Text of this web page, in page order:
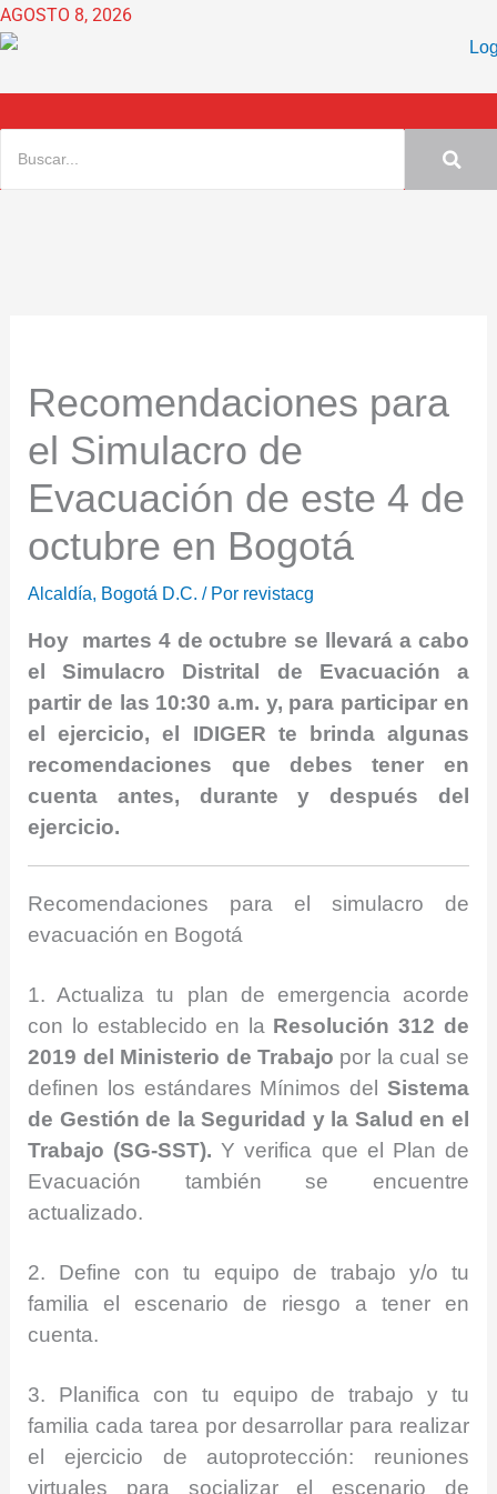
Ir
al
AGOSTO 8, 2026
Recomendaciones para
el Simulacro de
Evacuación de este 4 de
octubre en Bogotá
Alcaldía, Bogotá D.C. / Por revistacg
Hoy martes 4 de octubre se llevará a cabo
el Simulacro Distrital de Evacuación a
partir de las 10:30 a.m. y, para participar en
el ejercicio, el IDIGER te brinda algunas
recomendaciones que debes tener en
cuenta antes, durante y después del
ejercicio.
Recomendaciones para el simulacro de
evacuación en Bogotá
1. Actualiza tu plan de emergencia acorde
con lo establecido en la Resolución 312 de
2019 del Ministerio de Trabajo por la cual se
definen los estándares Mínimos del Sistema
de Gestión de la Seguridad y la Salud en el
Trabajo (SG-SST). Y verifica que el Plan de
Evacuación también se encuentre
actualizado.
2. Define con tu equipo de trabajo y/o tu
familia el escenario de riesgo a tener en
cuenta.
3. Planifica con tu equipo de trabajo y tu
familia cada tarea por desarrollar para realizar
el ejercicio de autoprotección: reuniones
virtuales para socializar el escenario de